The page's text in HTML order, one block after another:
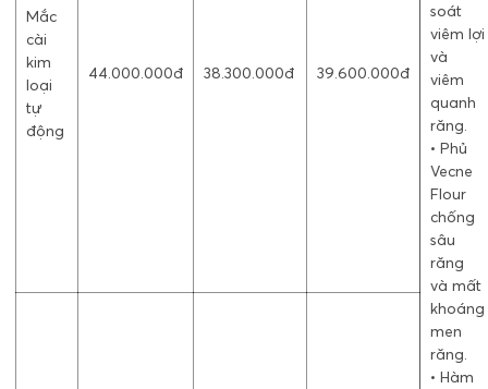
soát
viêm lợi
và
viêm
quanh
răng.
• Phủ
Vecne
Flour
chống
sâu
răng
và mất
khoáng
men
răng.
• Hàm
Mắc
cài
kim
loại
tự
động
44.000.000đ 38.300.000đ 39.600.000đ